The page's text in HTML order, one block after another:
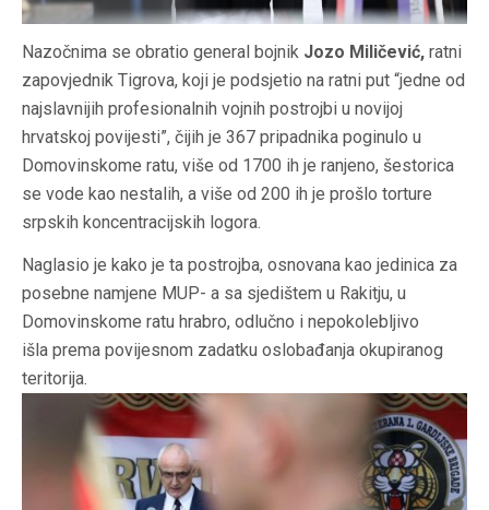
Nazočnima se obratio general bojnik Jozo Miličević, ratni
zapovjednik Tigrova, koji je podsjetio na ratni put “jedne od
najslavnijih profesionalnih vojnih postrojbi u novijoj
hrvatskoj povijesti”, čijih je 367 pripadnika poginulo u
Domovinskome ratu, više od 1700 ih je ranjeno, šestorica
se vode kao nestalih, a više od 200 ih je prošlo torture
srpskih koncentracijskih logora.
Naglasio je kako je ta postrojba, osnovana kao jedinica za
posebne namjene MUP- a sa sjedištem u Rakitju, u
Domovinskome ratu hrabro, odlučno i nepokolebljivo
išla prema povijesnom zadatku oslobađanja okupiranog
teritorija.